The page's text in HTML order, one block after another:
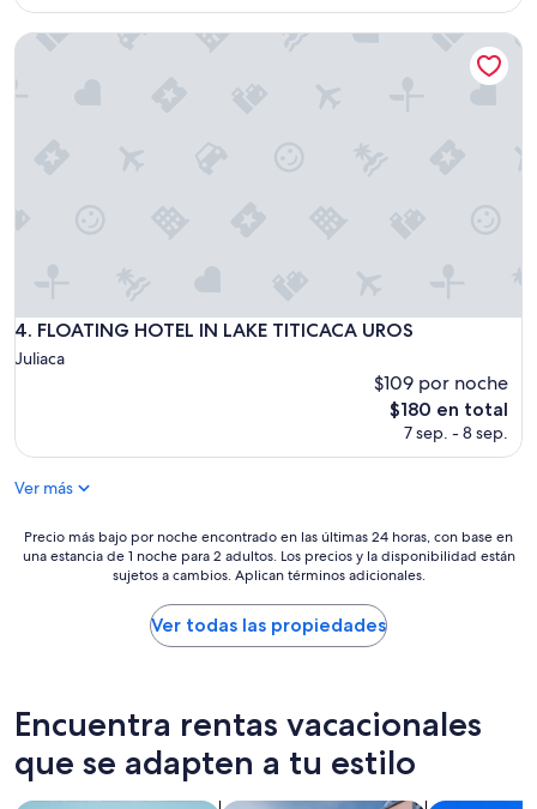
4. FLOATING HOTEL IN LAKE TITICACA UROS
FLOATING HOTEL IN LAKE TITICACA UROS
Juliaca
$109 por noche
El
precio
$180 en total
7 sep. - 8 sep.
FLOATING HOTEL IN LAKE TITICACA UROS
Ver más
Precio
más
últimas
24
horas,
con
base
Precio más bajo por noche encontrado en las últimas 24 horas, con base en
una estancia de 1 noche para 2 adultos. Los precios y la disponibilidad están
sujetos a cambios. Aplican términos adicionales.
Ver todas las propiedades
Encuentra rentas vacacionales
que se adapten a tu estilo